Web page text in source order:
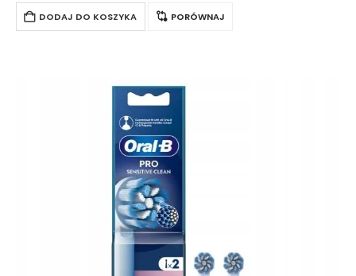
DODAJ DO KOSZYKA PORÓWNAJ